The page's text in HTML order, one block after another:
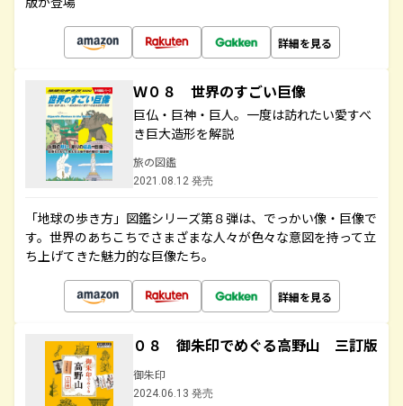
詳細を見る
Ｗ０８ 世界のすごい巨像
巨仏・巨神・巨人。一度は訪れたい愛すべ
き巨大造形を解説
旅の図鑑
2021.08.12 発売
「地球の歩き方」図鑑シリーズ第８弾は、でっかい像・巨像で
す。世界のあちこちでさまざまな人々が色々な意図を持って立
ち上げてきた魅力的な巨像たち。
詳細を見る
０８ 御朱印でめぐる高野山 三訂版
御朱印
2024.06.13 発売